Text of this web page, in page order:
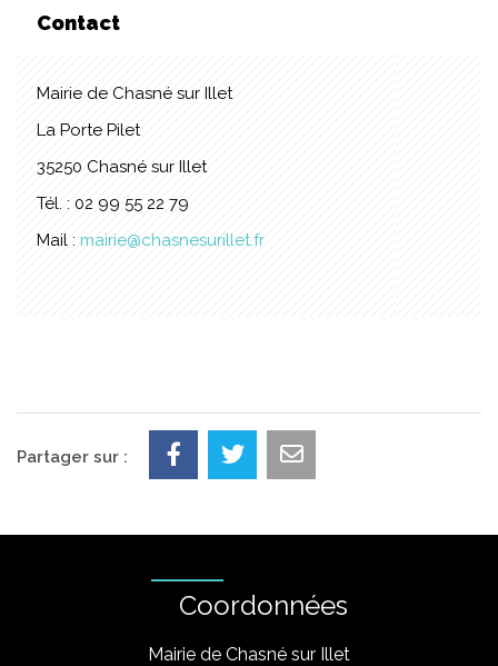
Contact
Mairie de Chasné sur Illet
La Porte Pilet
35250 Chasné sur Illet
Tél. : 02 99 55 22 79
Mail : mairie@chasnesurillet.fr
Partager sur :
Coordonnées
Mairie de Chasné sur Illet